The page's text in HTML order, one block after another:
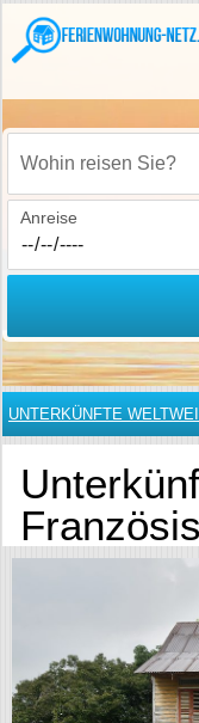
Wohin reisen Sie?
Anreise
UNTERKÜNFTE